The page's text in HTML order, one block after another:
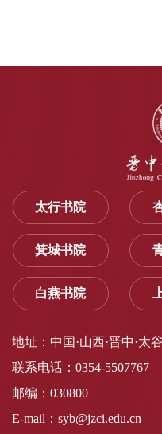
太行书院
箕城书院
白燕书院
地址：中国·山西·晋中·太
联系电话：0354-5507767
邮编：030800
E-mail：syb@jzci.edu.cn